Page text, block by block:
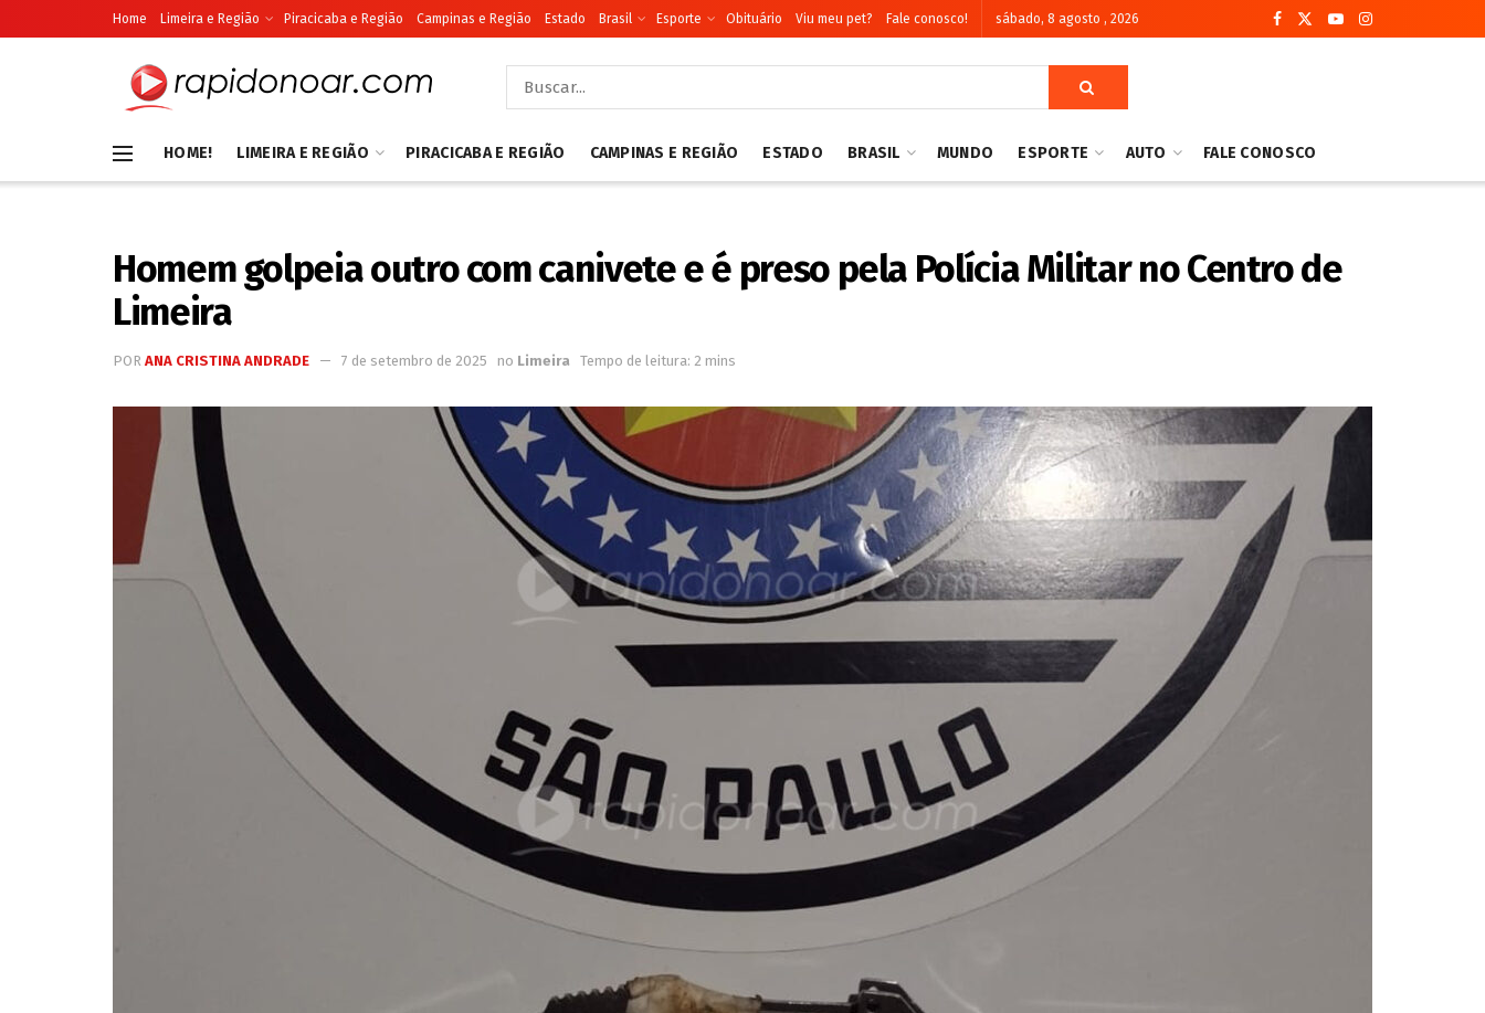
Home Limeira e Região Piracicaba e Região Campinas e Região Estado Brasil Esporte Obituário Viu meu pet? Fale conosco! sábado, 8 agosto , 2026
HOME! LIMEIRA E REGIÃO PIRACICABA E REGIÃO CAMPINAS E REGIÃO ESTADO BRASIL MUNDO ESPORTE AUTO FALE CONOSCO
Homem golpeia outro com canivete e é preso pela Polícia Militar no Centro de
Limeira
POR ANA CRISTINA ANDRADE 7 de setembro de 2025 no Limeira Tempo de leitura: 2 mins